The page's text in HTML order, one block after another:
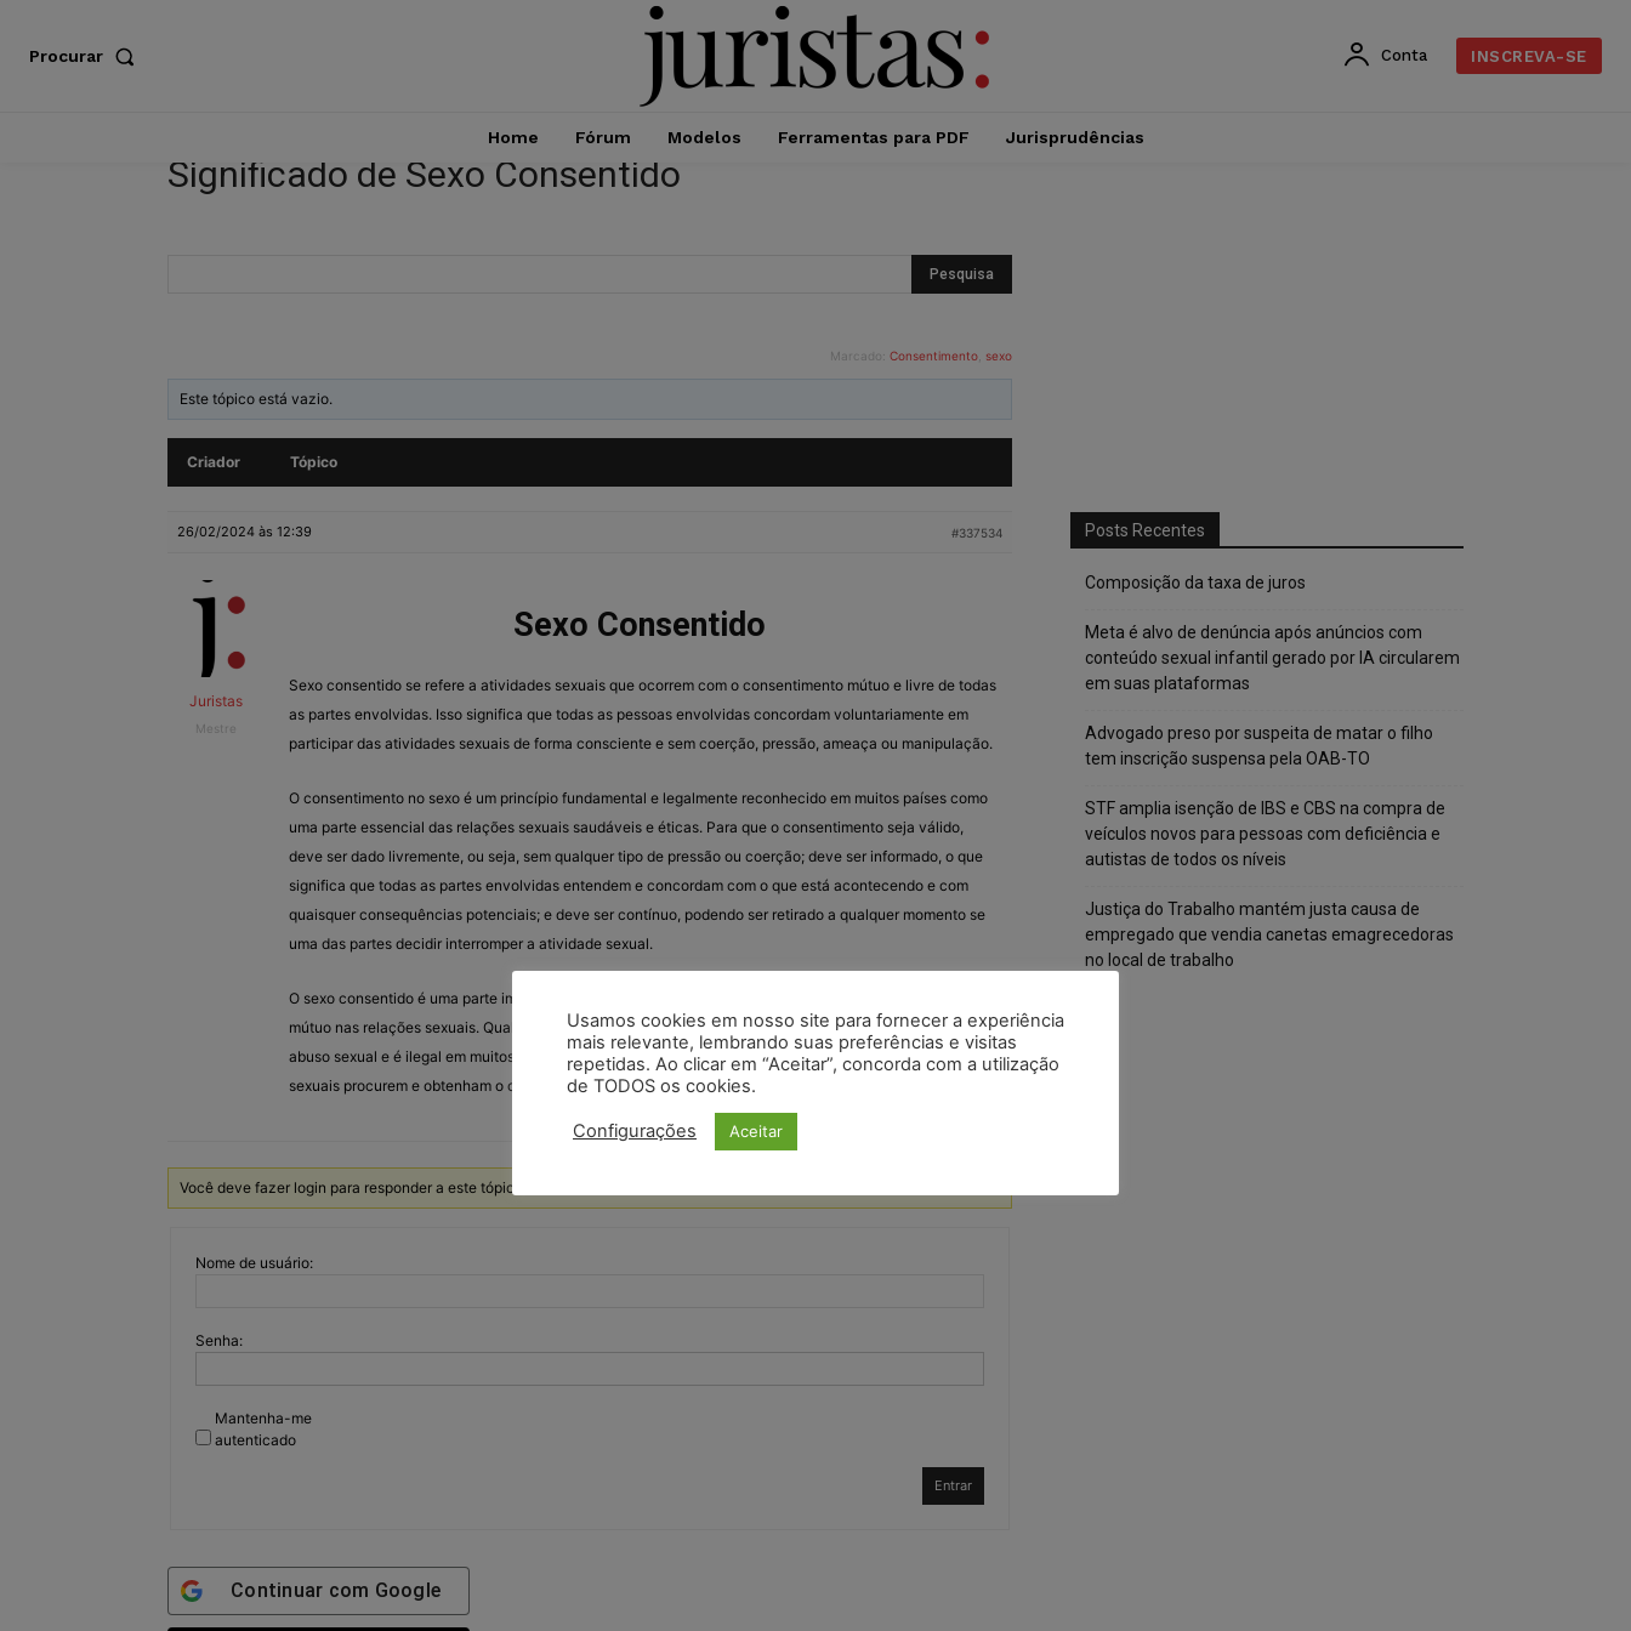
Procurar Conta INSCREVA-SE
Home Fórum Modelos Ferramentas para PDF Jurisprudências
Significado de Sexo Consentido
Marcado: Consentimento sexo
Este tópico está vazio.
Criador Tópico
26/02/2024 às 12:39 #337534
Juristas
Mestre
Sexo Consentido
Sexo consentido se refere a atividades sexuais que ocorrem com o consentimento mútuo e livre de todas
as partes envolvidas. Isso significa que todas as pessoas envolvidas concordam voluntariamente em
participar das atividades sexuais de forma consciente e sem coerção, pressão, ameaça ou manipulação.
O consentimento no sexo é um princípio fundamental e legalmente reconhecido em muitos países como
uma parte essencial das relações sexuais saudáveis e éticas. Para que o consentimento seja válido,
deve ser dado livremente, ou seja, sem qualquer tipo de pressão ou coerção; deve ser informado, o que
significa que todas as partes envolvidas entendem e concordam com o que está acontecendo e com
quaisquer consequências potenciais; e deve ser contínuo, podendo ser retirado a qualquer momento se
uma das partes decidir interromper a atividade sexual.
O sexo consentido é uma parte importante do respeito mútuo, da comunicação clara e do entendimento
mútuo nas relações sexuais. Qualquer atividade sexual que ocorra sem consentimento é considerada
abuso sexual e é ilegal em muitos países. É essencial que todas as pessoas envolvidas em atividades
sexuais procurem e obtenham o consentimento claro e afirmativo de seus parceiros antes de prosseguir.
Você deve fazer login para responder a este tópico.
Nome de usuário:
Senha:
Mantenha-me
autenticado
Entrar
Continuar com Google
Posts Recentes
Composição da taxa de juros
Meta é alvo de denúncia após anúncios com
conteúdo sexual infantil gerado por IA circularem
em suas plataformas
Advogado preso por suspeita de matar o filho
tem inscrição suspensa pela OAB-TO
STF amplia isenção de IBS e CBS na compra de
veículos novos para pessoas com deficiência e
autistas de todos os níveis
Justiça do Trabalho mantém justa causa de
empregado que vendia canetas emagrecedoras
no local de trabalho
Usamos cookies em nosso site para fornecer a experiência
mais relevante, lembrando suas preferências e visitas
repetidas. Ao clicar em “Aceitar”, concorda com a utilização
de TODOS os cookies.
Configurações Aceitar